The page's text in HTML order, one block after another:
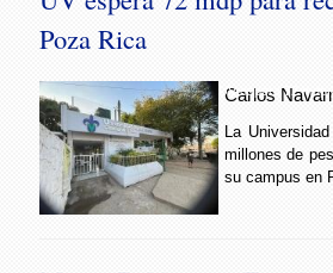
Poza Rica
UV espera 72
Carlos
La
millones de
su campus en